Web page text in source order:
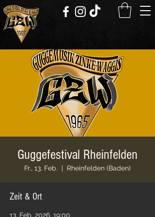
Guggefestival Rheinfelden
Fr., 13. Feb.
  |
Rheinfelden (Baden)
Zeit & Ort
13. Feb. 2026, 19:00